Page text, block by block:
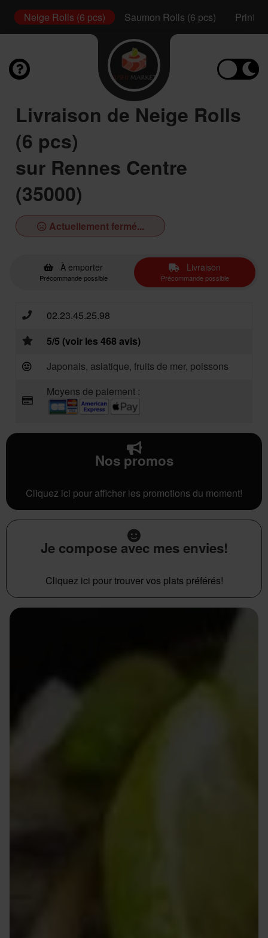
Neige Rolls (6 pcs) Saumon Rolls (6 pcs)
Livraison de Neige Rolls
(6 pcs)
sur Rennes Centre
(35000)
Actuellement fermé...
À emporter
Précommande possible
Livraison
Précommande possible
02.23.45.25.98
5/5 (voir les 468 avis)
Japonais, asiatique, fruits de mer, poissons
Moyens de paiement :
Nos promos
Cliquez ici pour afficher les promotions du moment!
Je compose avec mes envies!
Cliquez ici pour trouver vos plats préférés!